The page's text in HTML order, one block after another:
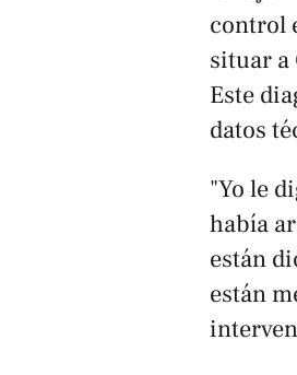
control
situar a
Este
datos
"Yo le
había
están
están